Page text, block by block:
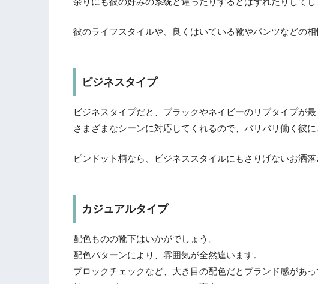
彼のライフスタイルや、良くはいている靴やパンツなどの相
ビジネスタイプ
ビジネスタイプだと、ブラックやネイビーのリブタイプが最
さまざまなシーンに対応してくれるので、バリバリ働く彼
ピンドット柄なら、ビジネススタイルにもさりげないお洒落
カジュアルタイプ
配色ものの靴下はいかがでしょう。
配色パターンにより、雰囲気が全然違います。
ブロックチェックなど、大き目の配色だとブランド感があっ